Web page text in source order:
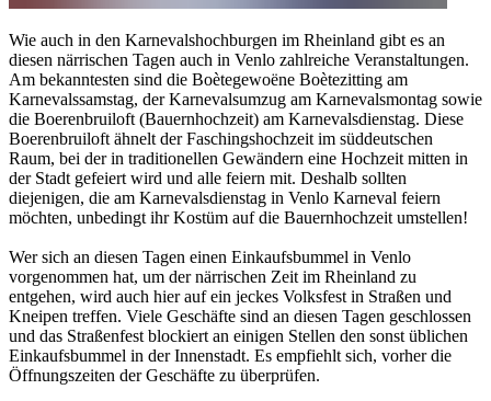
Wie auch in den Karnevalshochburgen im Rheinland gibt es an
diesen närrischen Tagen auch in Venlo zahlreiche Veranstaltungen.
Am bekanntesten sind die Boètegewoëne Boètezitting am
Karnevalssamstag, der Karnevalsumzug am Karnevalsmontag sowie
die Boerenbruiloft (Bauernhochzeit) am Karnevalsdienstag. Diese
Boerenbruiloft ähnelt der Faschingshochzeit im süddeutschen
Raum, bei der in traditionellen Gewändern eine Hochzeit mitten in
der Stadt gefeiert wird und alle feiern mit. Deshalb sollten
diejenigen, die am Karnevalsdienstag in Venlo Karneval feiern
möchten, unbedingt ihr Kostüm auf die Bauernhochzeit umstellen!
Wer sich an diesen Tagen einen Einkaufsbummel in Venlo
vorgenommen hat, um der närrischen Zeit im Rheinland zu
entgehen, wird auch hier auf ein jeckes Volksfest in Straßen und
Kneipen treffen. Viele Geschäfte sind an diesen Tagen geschlossen
und das Straßenfest blockiert an einigen Stellen den sonst üblichen
Einkaufsbummel in der Innenstadt. Es empfiehlt sich, vorher die
Öffnungszeiten der Geschäfte zu überprüfen.